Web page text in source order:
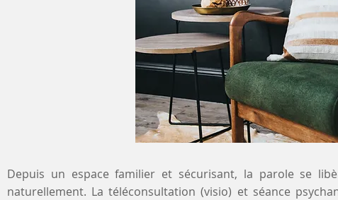
Depuis un espace familier et sécurisant, la parole se
naturellement. La téléconsultation (visio) et séance